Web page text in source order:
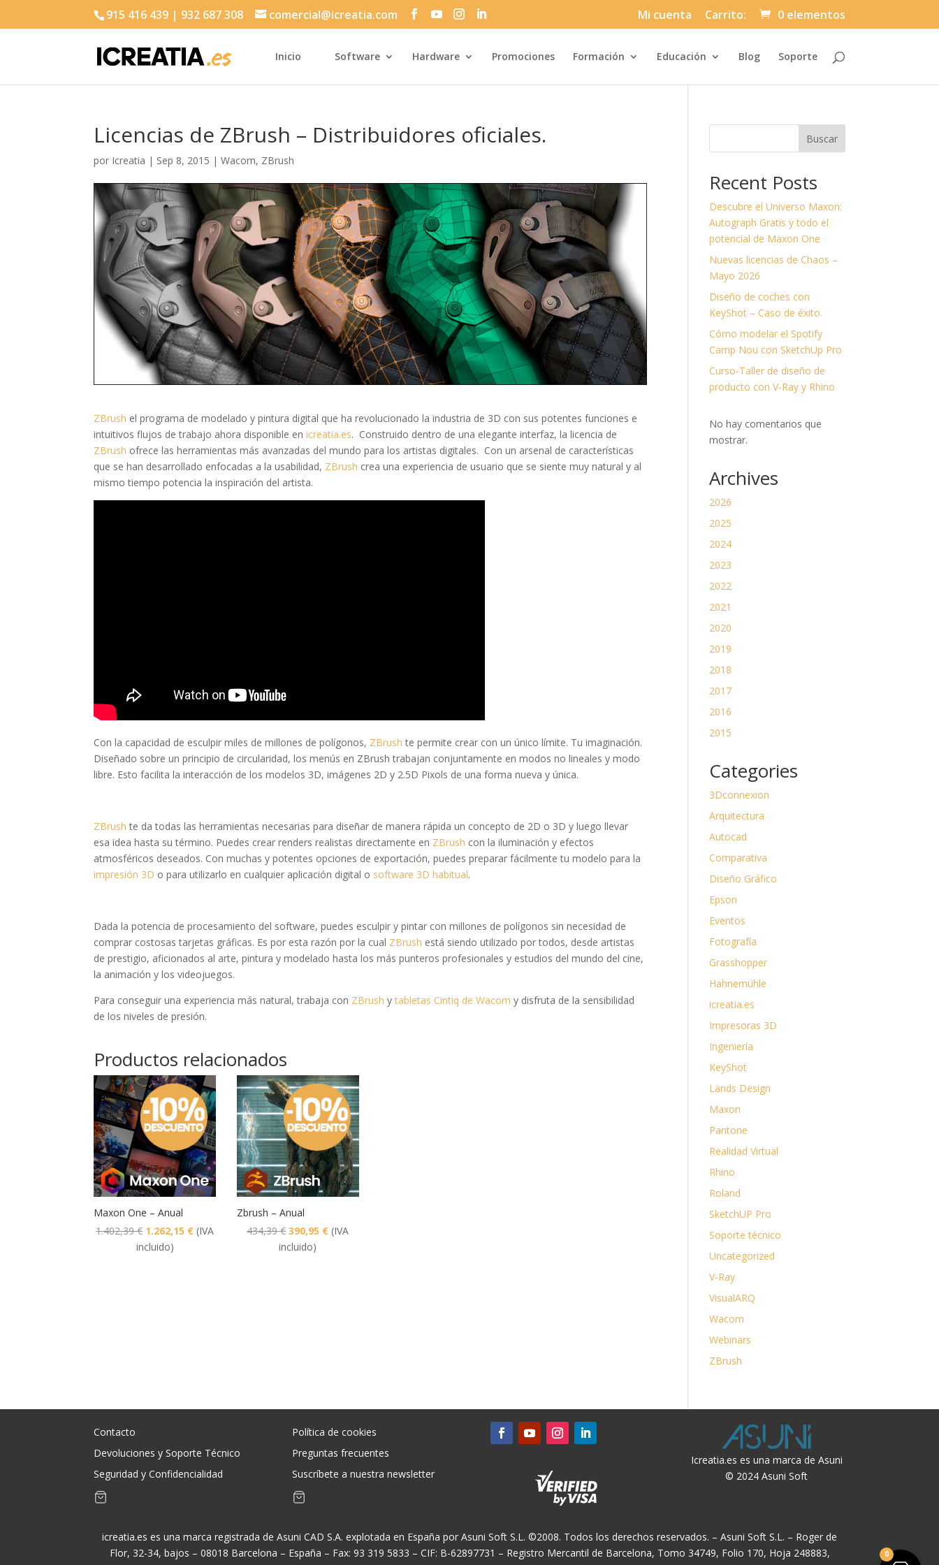
915 416 439 | 932 687 308 comercial@icreatia.com Mi cuenta Carrito: 0 elementos
Inicio Software Hardware Promociones Formación Educación Automatically
Hierarchic
in
2.1.0
Atakan
Docs:
https://atakanau.blogspot.com/2021/
category-
menu-
wp-
plugin.html
|
Theme:
Divi-
Asuni
Child
Theme
(asuni-
divi-
child)
|
Tema
Divi
(Divi)
Blog Soporte
Búsqueda
productos
Licencias de ZBrush – Distribuidores oficiales.
por Icreatia | Sep 8, 2015 |Wacom, ZBrush
ZBrush el programa de modelado y pintura digital que ha revolucionado la industria de 3D con sus potentes funciones e
intuitivos flujos de trabajo ahora disponible enicreatia.es. Construido dentro de una elegante interfaz, la licencia de
ZBrush ofrece las herramientas más avanzadas del mundo para los artistas digitales. Con un arsenal de características
que se han desarrollado enfocadas a la usabilidad, ZBrush crea una experiencia de usuario que se siente muy natural y al
mismo tiempo potencia la inspiración del artista.
Con la capacidad de esculpir miles de millones de polígonos, ZBrush te permite crear con un único límite. Tu imaginación.
Diseñado sobre un principio de circularidad, los menús en ZBrush trabajan conjuntamente en modos no lineales y modo
libre. Esto facilita la interacción de los modelos 3D, imágenes 2D y 2.5D Pixols de una forma nueva y única.
ZBrush te da todas las herramientas necesarias para diseñar de manera rápida un concepto de 2D o 3D y luego llevar
esa idea hasta su término. Puedes crear renders realistas directamente en ZBrush con la iluminación y efectos
atmosféricos deseados. Con muchas y potentes opciones de exportación, puedes preparar fácilmente tu modelo para la
impresión 3D o para utilizarlo en cualquier aplicación digital o software 3D habitual.
Dada la potencia de procesamiento del software, puedes esculpir y pintar con millones de polígonos sin necesidad de
comprar costosas tarjetas gráficas. Es por esta razón por la cual ZBrush está siendo utilizado por todos, desde artistas
de prestigio, aficionados al arte, pintura y modelado hasta los más punteros profesionales y estudios del mundo del cine,
la animación y los videojuegos.
Para conseguir una experiencia más natural, trabaja con ZBrush ytabletas Cintiq de Wacom y disfruta de la sensibilidad
de los niveles de presión.
Productos relacionados
Maxon One – Anual
1.402,39€ El
precio
1.262,15 €El(IVA
incluido)
Zbrush – Anual
434,39€El
precio
390,95 €El(IVA
incluido)
Buscar
Recent Posts
Descubre el Universo Maxon:
Autograph Gratis y todo el
potencial de Maxon One
Nuevas licencias de Chaos –
Mayo 2026
Diseño de coches con
KeyShot – Caso de éxito.
Cómo modelar el Spotify
Camp Nou con SketchUp Pro
Curso-Taller de diseño de
producto con V-Ray y Rhino
No hay comentarios que
mostrar.
Archives
2026
2025
2024
2023
2022
2021
2020
2019
2018
2017
2016
2015
Categories
3Dconnexion
Arquitectura
Autocad
Comparativa
Diseño Gráfico
Epson
Eventos
Fotografía
Grasshopper
Hahnemühle
icreatia.es
Impresoras 3D
Ingeniería
KeyShot
Lands Design
Maxon
Pantone
Realidad Virtual
Rhino
Roland
SketchUP Pro
Soporte técnico
Uncategorized
V-Ray
VisualARQ
Wacom
Webinars
ZBrush
Contacto
Devoluciones y Soporte Técnico
Seguridad y Confidencialidad
Política de cookies
Preguntas frecuentes
Suscríbete a nuestra newsletter
Icreatia.es es una marca de Asuni
© 2024 Asuni Soft
icreatia.es es una marca registrada de Asuni CAD S.A. explotada en España por Asuni Soft S.L. ©2008. Todos los derechos reservados. – Asuni Soft S.L. – Roger de
Flor, 32-34, bajos – 08018 Barcelona – España – Fax: 93 319 5833 – CIF: B-62897731 – Registro Mercantil de Barcelona, Tomo 34749, Folio 170, Hoja 248883,
0